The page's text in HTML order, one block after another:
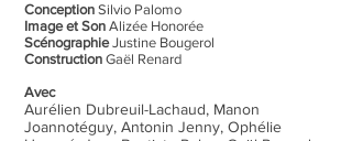
Conception Silvio Palomo
Image et Son Alizée Honorée
ScénographieJustine Bougerol
Construction Gaël Renard
Avec
Aurélien Dubreuil-Lachaud, Manon
Joannotéguy, Antonin Jenny, Ophélie